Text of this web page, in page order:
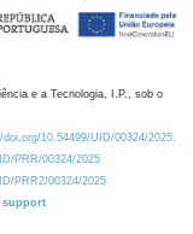
e a Tecnologia, I.P., sob o
10.54499/UID/00324/2025.
PRR/00324/2025
PRR2/00324/2025
support